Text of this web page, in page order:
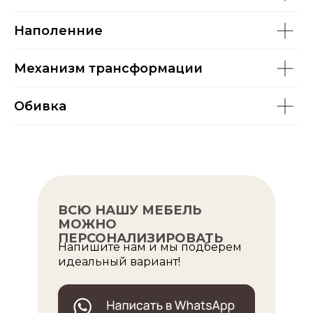
Наполенние
Механизм трансформации
Обивка
ВСЮ НАШУ МЕБЕЛЬ
МОЖНО
ПЕРСОНАЛИЗИРОВАТЬ
Напишите нам и мы подберем
идеальный вариант!
МОДЕЛИ